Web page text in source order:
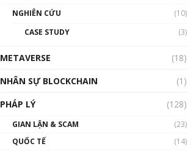
NGHIÊN CỨU
(10)
CASE STUDY
(3)
METAVERSE
(18)
NHÂN SỰ BLOCKCHAIN
(1)
PHÁP LÝ
(128)
GIAN LẬN & SCAM
(23)
QUỐC TẾ
(14)